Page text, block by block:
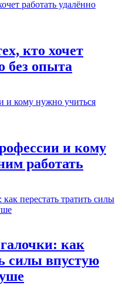
кто хочет
без опыта
и кому
работать
как
силы впустую